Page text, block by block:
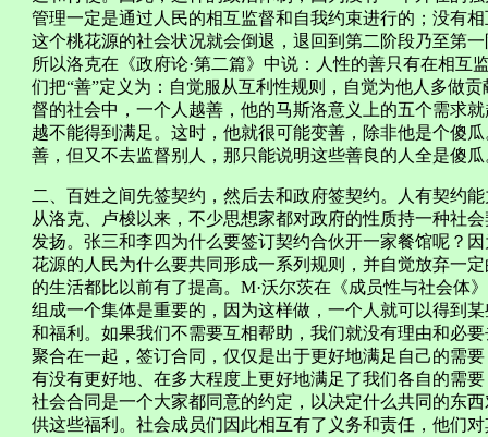
管理一定是通过人民的相互监督和自我约束进行的；没有
这个桃花源的社会状况就会倒退，退回到第二阶段乃至第
所以洛克在《政府论·第二篇》中说：人性的善只有在相互
们把“善”定义为：自觉服从互利性规则，自觉为他人多做
督的社会中，一个人越善，他的马斯洛意义上的五个需求
越不能得到满足。这时，他就很可能变善，除非他是个傻
善，但又不去监督别人，那只能说明这些善良的人全是傻瓜
二、百姓之间先签契约，然后去和政府签契约。人有契约能
从洛克、卢梭以来，不少思想家都对政府的性质持一种社
发扬。张三和李四为什么要签订契约合伙开一家餐馆呢？
花源的人民为什么要共同形成一系列规则，并自觉放弃一
的生活都比以前有了提高。M·沃尔茨在《成员性与社会体
组成一个集体是重要的，因为这样做，一个人就可以得到
和福利。如果我们不需要互相帮助，我们就没有理由和必
聚合在一起，签订合同，仅仅是出于更好地满足自己的需
有没有更好地、在多大程度上更好地满足了我们各自的需要
社会合同是一个大家都同意的约定，以决定什么共同的东
供这些福利。社会成员们因此相互有了义务和责任，他们